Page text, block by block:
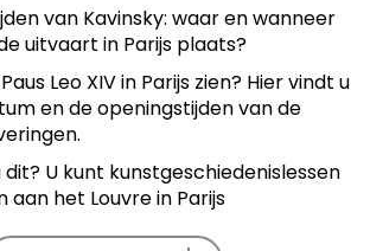
van Kavinsky: waar en wanneer
uitvaart in Parijs plaats?
Leo XIV in Parijs zien? Hier vindt u
en de openingstijden van de
dit? U kunt kunstgeschiedenislessen
aan het Louvre in Parijs